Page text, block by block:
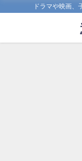
ドラマや映画、